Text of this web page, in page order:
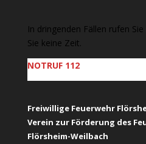
In dringenden Fällen rufen
Sie keine Zeit.
NOTRUF 112
Freiwillige Feuerwehr
Verein zur Förderung des
Flörsheim-Weilbach